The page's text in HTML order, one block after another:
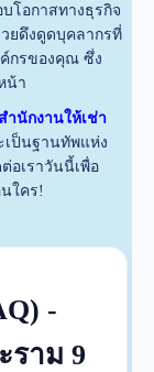
โอกาสทางธุรกิจ
ยดึงดูดบุคลากรที่
ค์กรของคุณ ซึ่ง
น้า
สำนักงานให้เช่า
ป็นฐานทัพแห่ง
อเราวันนี้เพื่อ
ใคร!
-
ราม 9